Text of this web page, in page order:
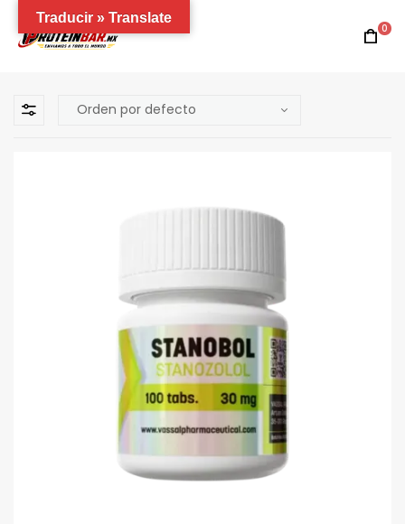
0
Traducir » Translate